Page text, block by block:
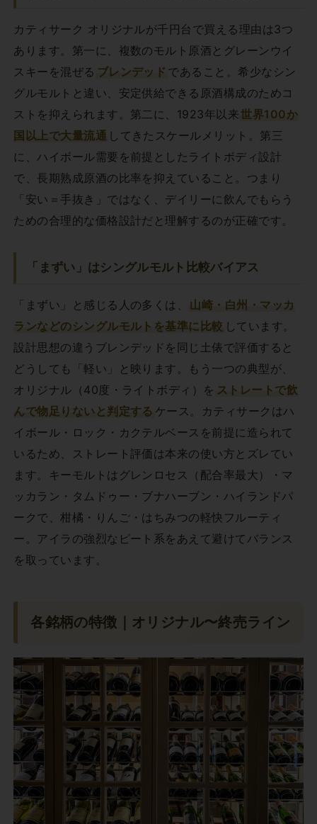
カティサーク オリジナルが千円台で買える理由は3つ
あります。第一に、複数のモルト原酒とグレーンウイ
スキーを混ぜる ブレンデッド であること。希少なシン
グルモルトと違い、安定供給できる原酒構成のためコ
ストを抑えられます。第二に、1923年以来世界100か
国以上で大量流通 してきたスケールメリット。第三
に、ハイボール需要を前提としたライトボディ設計
で、長期熟成原酒の比率を抑えていること。つまり
「安い＝手抜き」ではなく、デイリーに飲んでもらう
ための合理的な価格設計だと理解するのが正確です。
「まずい」はシングルモルト比較バイアス
「まずい」と感じる人の多くは、
山崎・白州・マッカ
ランなどのシングルモルトを基準に比較 しています。
設計思想の違うブレンデッドを同じ土俵で評価すると
どうしても「軽い」と映ります。もう一つの典型が、
オリジナル（40度・ライトボディ）を ストレートで飲
んで物足りないと判定する ケース。カティサークはハ
イボール・ロック・カクテルベースを前提に造られて
いるため、ストレート評価は本来の使い方とズレてい
ます。キーモルトはグレンロセス（配合率最大）・マ
ッカラン・タムドゥー・ブナハーブン・ハイランドパ
ークで、柑橘・りんご・はちみつの軽快フルーティ
ー。アイラの強烈なピート系をあえて避けてバランス
を取っています。
各銘柄の特徴｜オリジナル〜終売ライン